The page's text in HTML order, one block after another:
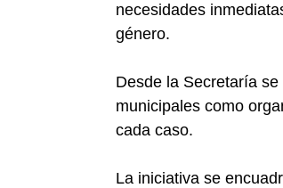
necesidades
género.
Desde la Secretaría
municipales como
cada caso.
La iniciativa se